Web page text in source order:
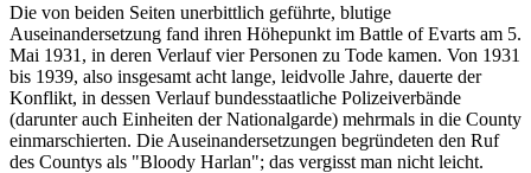
Die von beiden Seiten unerbittlich geführte, blutige
Auseinandersetzung fand ihren Höhepunkt im Battle of Evarts am 5.
Mai 1931, in deren Verlauf vier Personen zu Tode kamen. Von 1931
bis 1939, also insgesamt acht lange, leidvolle Jahre, dauerte der
Konflikt, in dessen Verlauf bundesstaatliche Polizeiverbände
(darunter auch Einheiten der Nationalgarde) mehrmals in die County
einmarschierten. Die Auseinandersetzungen begründeten den Ruf
des Countys als "Bloody Harlan"; das vergisst man nicht leicht.